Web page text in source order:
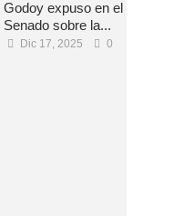
Godoy expuso en el
Senado sobre la...
Dic 17, 2025 0